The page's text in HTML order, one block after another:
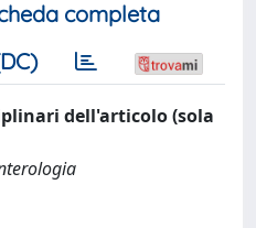
completa
dell'articolo (sola